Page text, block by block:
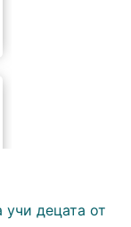
децата от